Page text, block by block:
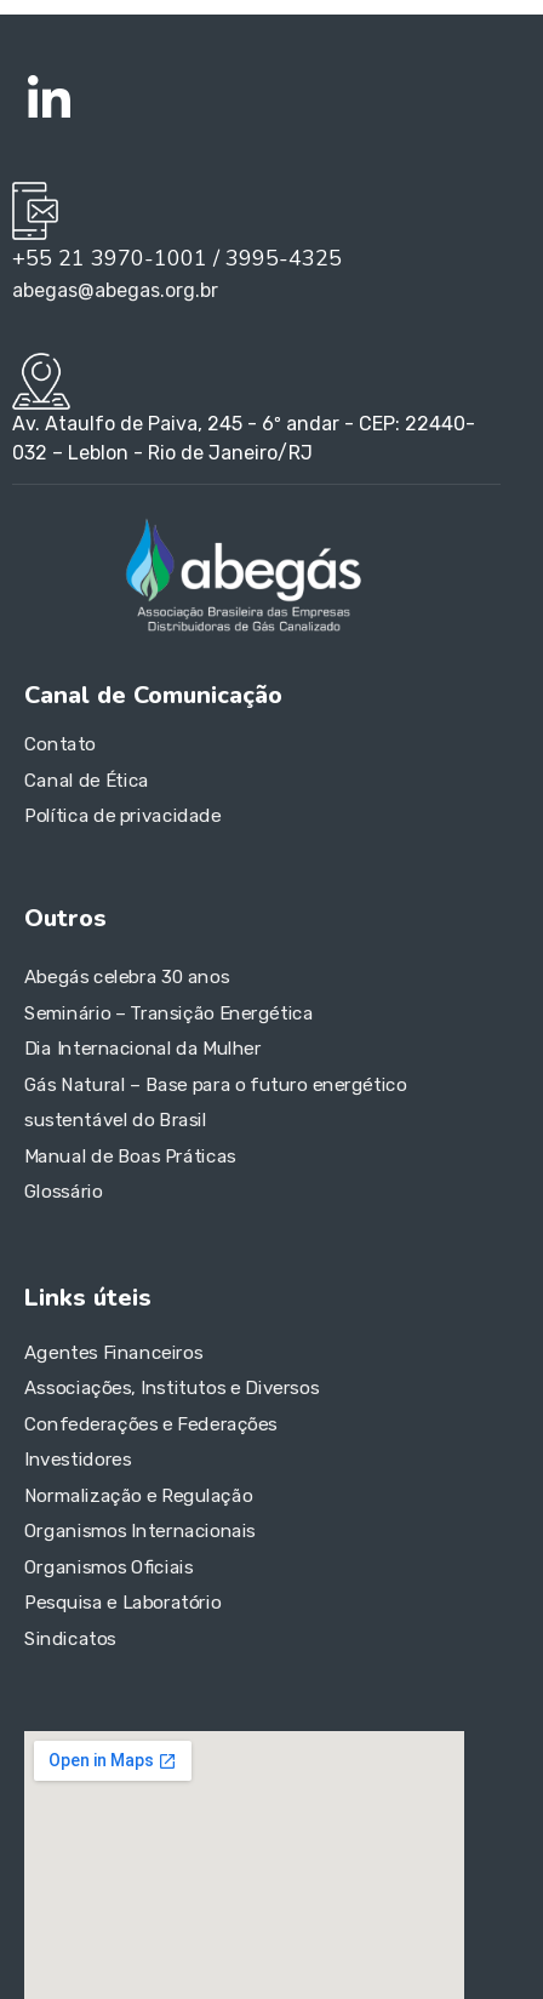
+55 21 3970-1001 / 3995-4325
abegas@abegas.org.br
Av. Ataulfo de Paiva, 245 - 6º andar - CEP: 22440-
032 – Leblon - Rio de Janeiro/RJ
Canal de Comunicação
Contato
Canal de Ética
Política de privacidade
Outros
Abegás celebra 30 anos
Seminário – Transição Energética
Dia Internacional da Mulher
Gás Natural – Base para o futuro energético
sustentável do Brasil
Manual de Boas Práticas
Glossário
Links úteis
Agentes Financeiros
Associações, Institutos e Diversos
Confederações e Federações
Investidores
Normalização e Regulação
Organismos Internacionais
Organismos Oficiais
Pesquisa e Laboratório
Sindicatos